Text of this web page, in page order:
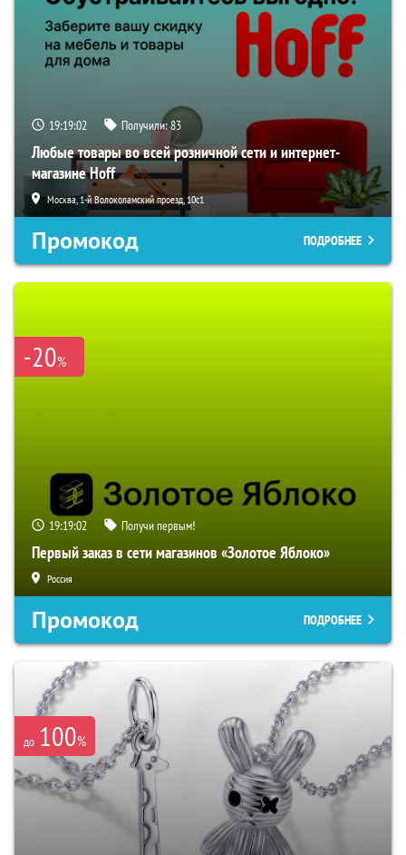
19:19:01 Получили:83
Любые товары во всей розничной сети и интернет-
магазине Hoff
Москва, 1-й Волоколамский проезд, 10с1
Промокод ПОДРОБНЕЕ
-20%
19:19:01 Получи первым!
Первый заказ в сети магазинов «Золотое Яблоко»
Россия
Промокод ПОДРОБНЕЕ
до 100%